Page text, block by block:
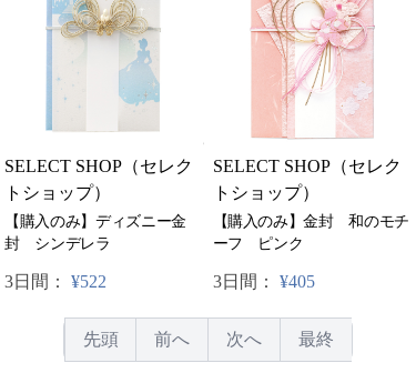
SELECT SHOP（セレク
トショップ）
【購入のみ】ディズニー金
封 シンデレラ
3日間： ¥522
SELECT SHOP（セレク
トショップ）
【購入のみ】金封 和のモチ
ーフ ピンク
3日間： ¥405
先頭 前へ 次へ 最終